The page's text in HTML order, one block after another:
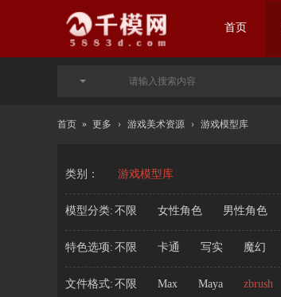
首页
首页 » 更多 › 游戏美术资源 › 游戏模型库
类别： 游戏模型库
模型分类: 不限 女性角色 男性角色
特色选项: 不限 卡通 写实 魔幻
文件格式: 不限 Max Maya zbrush